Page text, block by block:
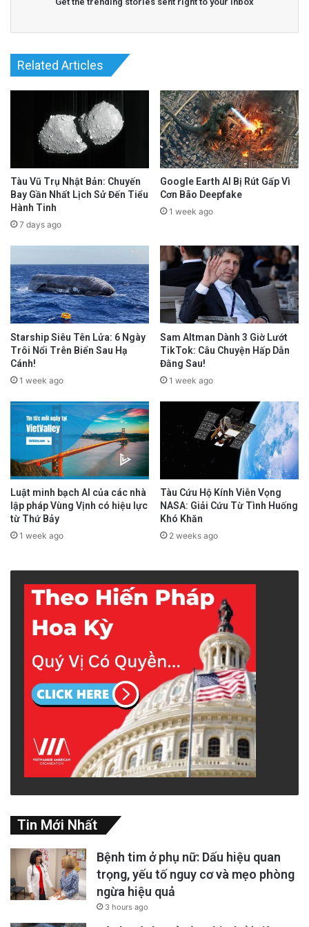
Related Articles
Tàu Vũ Trụ Nhật Bản: Chuyến
Bay Gần Nhất Lịch Sử Đến Tiểu
Hành Tinh
7 days ago
Google Earth AI Bị Rút Gấp Vì
Cơn Bão Deepfake
1 week ago
Starship Siêu Tên Lửa: 6 Ngày
Trôi Nổi Trên Biển Sau Hạ
Cánh!
1 week ago
Sam Altman Dành 3 Giờ Lướt
TikTok: Câu Chuyện Hấp Dẫn
Đằng Sau!
1 week ago
Luật minh bạch AI của các nhà
lập pháp Vùng Vịnh có hiệu lực
từ Thứ Bảy
1 week ago
Tàu Cứu Hộ Kính Viễn Vọng
NASA: Giải Cứu Từ Tình Huống
Khó Khăn
2 weeks ago
Tin Mới Nhất
Bệnh tim ở phụ nữ: Dấu hiệu quan
trọng, yếu tố nguy cơ và mẹo phòng
ngừa hiệu quả
3 hours ago